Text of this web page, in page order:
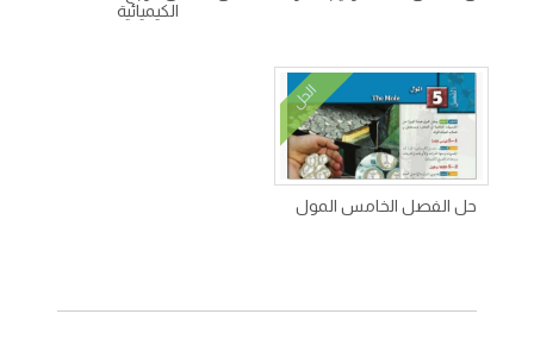
الكيميائية
الحل
حل الفصل الخامس المول